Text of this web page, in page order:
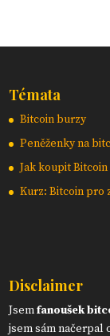
Témata
Bitcoin burzy
Peněženky na
Jak koupit Bitcoin
Kurz: Bitcoin pro
Disclaimer
Jsemfanoušek
jsem sám načerpal